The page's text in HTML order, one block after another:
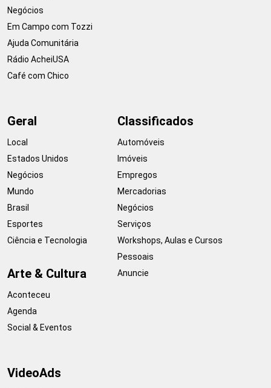
Negócios
Em Campo com Tozzi
Ajuda Comunitária
Rádio AcheiUSA
Café com Chico
Geral
Local
Estados Unidos
Negócios
Mundo
Brasil
Esportes
Ciência e Tecnologia
Arte & Cultura
Aconteceu
Agenda
Social & Eventos
Classificados
Automóveis
Imóveis
Empregos
Mercadorias
Negócios
Serviços
Workshops, Aulas e Cursos
Pessoais
Anuncie
VideoAds